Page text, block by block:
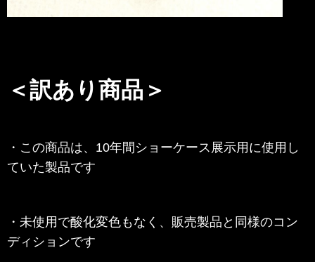
＜訳あり商品＞
・この商品は、 10年間 ショーケース展示用に使用し
ていた製品です
・未使用で酸化変色もなく、販売製品と 同様のコン
ディションです